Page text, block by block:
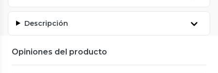
Descripción
Opiniones del producto